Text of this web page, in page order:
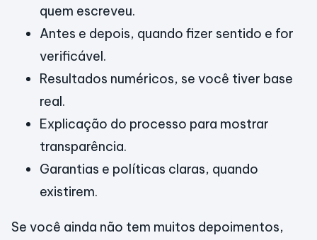
quem escreveu.
Antes e depois, quando fizer sentido e for
verificável.
Resultados numéricos, se você tiver base
real.
Explicação do processo para mostrar
transparência.
Garantias e políticas claras, quando
existirem.
Se você ainda não tem muitos depoimentos,